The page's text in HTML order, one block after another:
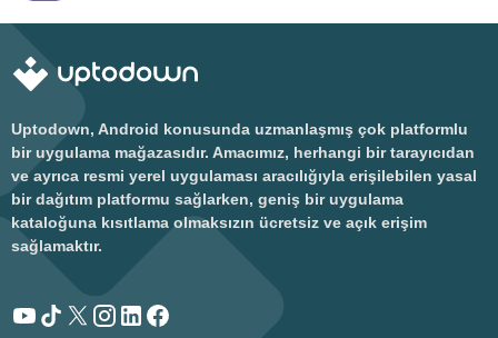
Uptodown, Android konusunda uzmanlaşmış çok platformlu
bir uygulama mağazasıdır. Amacımız, herhangi bir tarayıcıdan
ve ayrıca resmi yerel uygulaması aracılığıyla erişilebilen yasal
bir dağıtım platformu sağlarken, geniş bir uygulama
kataloğuna kısıtlama olmaksızın ücretsiz ve açık erişim
sağlamaktır.